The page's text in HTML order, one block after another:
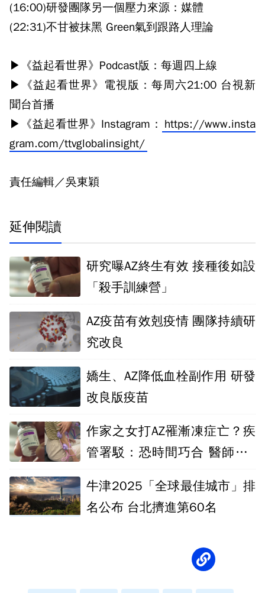
(16:00)研發團隊另一個壓力來源：媒體
(22:31)不甘被抹黑 Green氣到跟路人理論
▶《益起看世界》Podcast版：每週四上線
▶《益起看世界》電視版：每周六21:00 台視新
聞台首播
▶《益起看世界》Instagram： https://www.insta
gram.com/ttvglobalinsight/
責任編輯／吳東穎
延伸閱讀
研究曝AZ終生有效 接種後如設
「殺手訓練營」
AZ疫苗有效剋疫情 團隊持續研
究改良
嬌生、AZ降低血栓副作用 研發
改良版疫苗
作家之女打AZ罹漸凍症亡？疾
管署駁：恐時間巧合 醫師提2
牛津2025「全球最佳城市」排
名公布 台北擠進第60名